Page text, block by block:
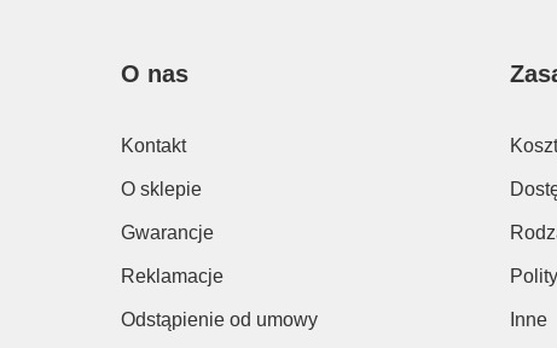
O nas
Kontakt
O sklepie
Gwarancje
Reklamacje
Odstąpienie od umowy Inne